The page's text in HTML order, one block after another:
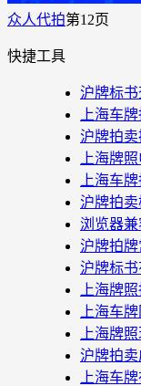
众人代拍第12页
快捷工具
沪牌标书
上海车
沪牌拍
上海牌
上海车
沪牌拍
浏览器
沪牌拍
沪牌标
上海牌
上海车
上海牌
沪牌拍
上海车